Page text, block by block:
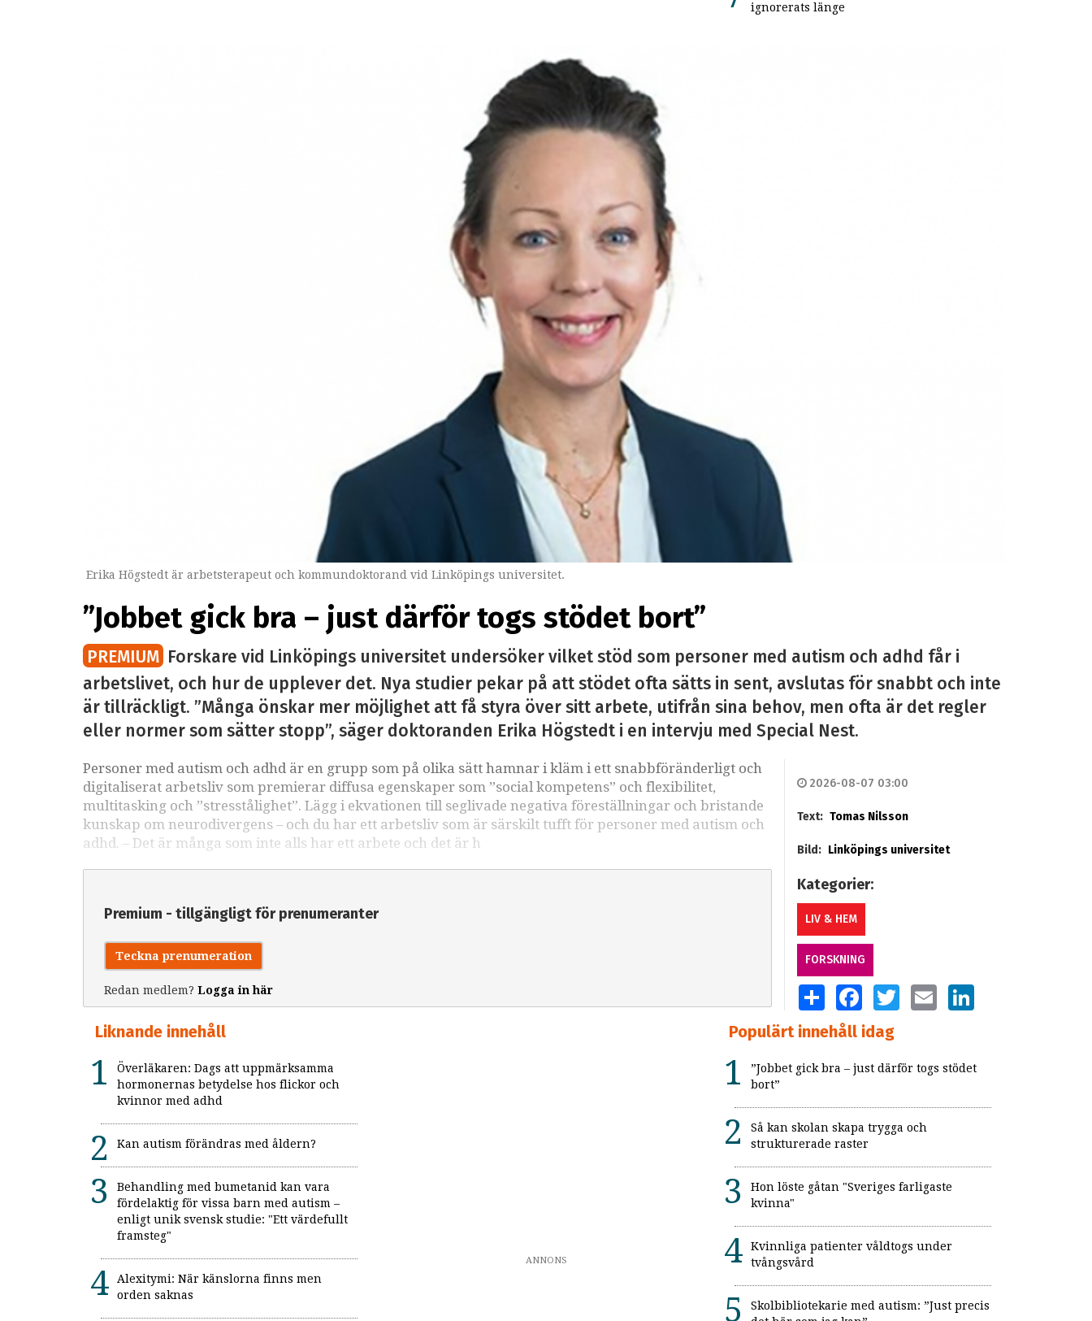
ignorerats länge
Erika Högstedt är arbetsterapeut och kommundoktorand vid Linköpings universitet.
”Jobbet gick bra – just därför togs stödet bort”
PREMIUM Forskare vid Linköpings universitet undersöker vilket stöd som personer med autism och adhd får i
arbetslivet, och hur de upplever det. Nya studier pekar på att stödet ofta sätts in sent, avslutas för snabbt och inte
är tillräckligt. ”Många önskar mer möjlighet att få styra över sitt arbete, utifrån sina behov, men ofta är det regler
eller normer som sätter stopp”, säger doktoranden Erika Högstedt i en intervju med Special Nest.
Personer med autism och adhd är en grupp som på olika sätt hamnar i kläm i ett snabbföränderligt och
digitaliserat arbetsliv som premierar diffusa egenskaper som ”social kompetens” och flexibilitet,
multitasking och ”stresstålighet”. Lägg i ekvationen till seglivade negativa föreställningar och bristande
kunskap om neurodivergens – och du har ett arbetsliv som är särskilt tufft för personer med autism och
adhd. – Det är många som inte alls har ett arbete och det är h
Premium - tillgängligt för prenumeranter
Teckna prenumeration
Redan medlem? Logga in här
2026-08-07 03:00
Text: Tomas Nilsson
Bild: Linköpings universitet
Kategorier:
LIV & HEM
FORSKNING
SHARE FACEBOOKTWITTEREMAIL LINKEDIN
Liknande innehåll
Överläkaren: Dags att uppmärksamma
hormonernas betydelse hos flickor och
kvinnor med adhd
Kan autism förändras med åldern?
Behandling med bumetanid kan vara
fördelaktig för vissa barn med autism –
enligt unik svensk studie: "Ett värdefullt
framsteg"
Alexitymi: När känslorna finns men
orden saknas
ANNONS
Populärt innehåll idag
”Jobbet gick bra – just därför togs stödet
bort”
Så kan skolan skapa trygga och
strukturerade raster
Hon löste gåtan "Sveriges farligaste
kvinna"
Kvinnliga patienter våldtogs under
tvångsvård
Skolbibliotekarie med autism: ”Just precis